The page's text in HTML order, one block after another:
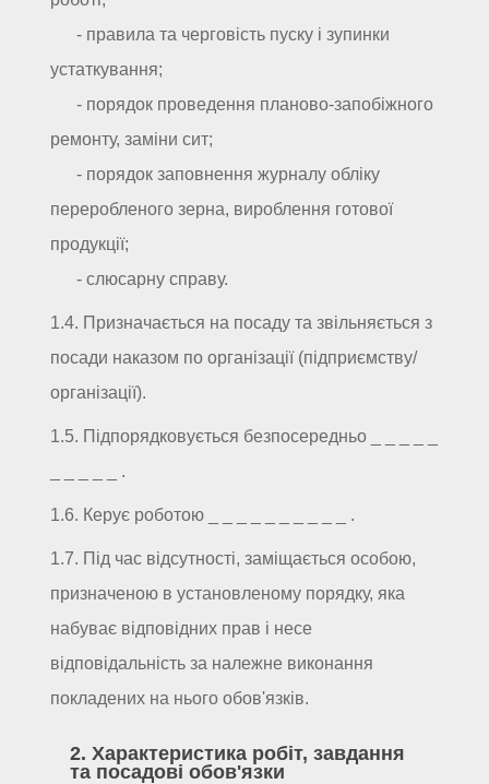
- правила та черговість пуску і зупинки
устаткування;
- порядок проведення планово-запобіжного
ремонту, заміни сит;
- порядок заповнення журналу обліку
переробленого зерна, вироблення готової
продукції;
- слюсарну справу.
1.4. Призначається на посаду та звільняється з
посади наказом по організації (підприємству/
організації).
1.5. Підпорядковується безпосередньо _ _ _ _ _
_ _ _ _ _ .
1.6. Керує роботою _ _ _ _ _ _ _ _ _ _ .
1.7. Під час відсутності, заміщається особою,
призначеною в установленому порядку, яка
набуває відповідних прав і несе
відповідальність за належне виконання
покладених на нього обов'язків.
2. Характеристика робіт, завдання
та посадові обов'язки